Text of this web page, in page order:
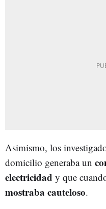
Asimismo, los
domicilio generaba un
electricidad y que
mostraba cauteloso.